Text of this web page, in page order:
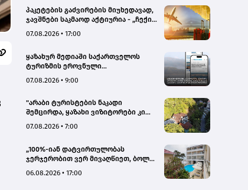
პაკეტების გაძვირების მიუხედავად,
ჯავშნები საკმაოდ აქტიურია - „ჩექინ
07.08.2026 • 17:00
ყაზახურ მედიაში საქართველოს
ტურიზმის ეროვნული
კამპანიის ფარგლებში სტატიები
07.08.2026 • 9:00
"არაბი ტურისტების ნაკადი
შემცირდა, ყაზახი ვიზიტორები კი
Hotel
07.08.2026 • 7:00
„100%-იან დატვირთულობას
ჯერჯერობით ვერ მივაღწიეთ, ბოლო
გაუქმდა“ - Kobuleti Beach Club
06.08.2026 • 17:00